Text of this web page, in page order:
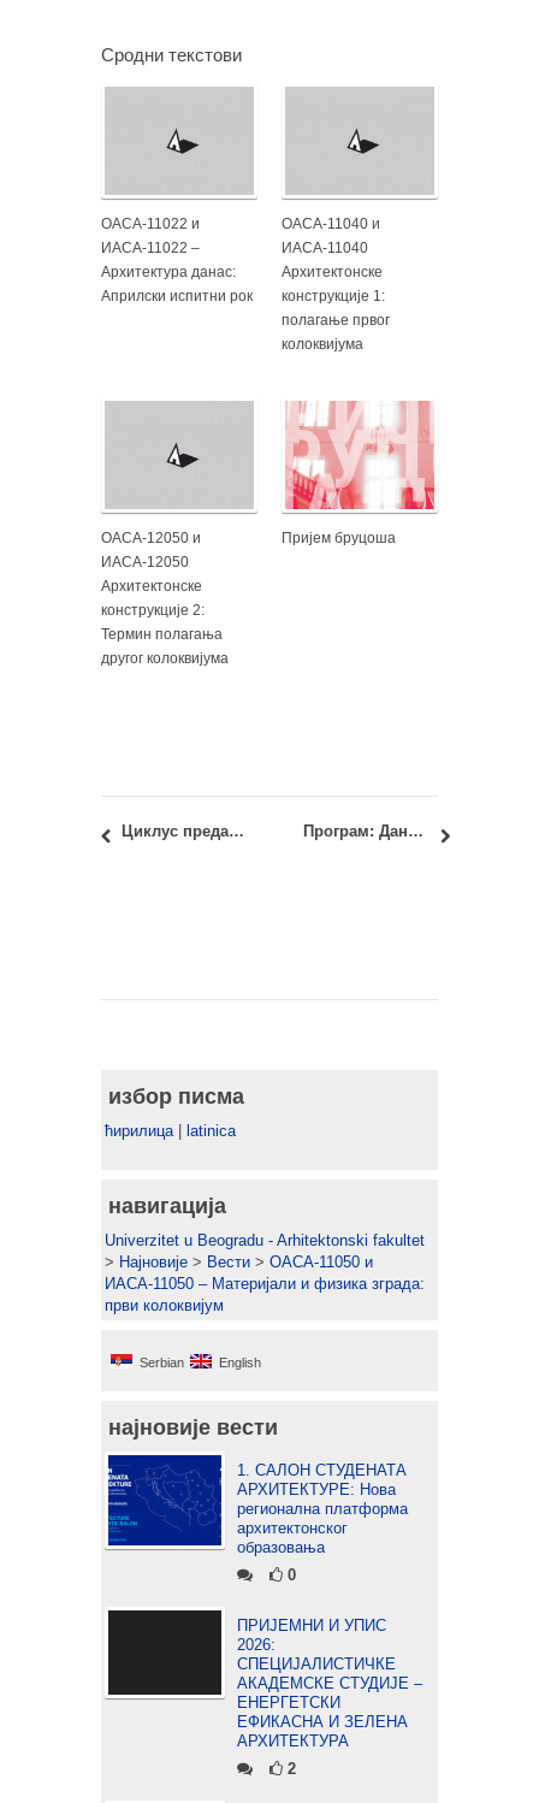
Сродни текстови
ОАСА-11022 и
ИАСА-11022 –
Архитектура данас:
Априлски испитни рок
ОАСА-11040 и
ИАСА-11040
Архитектонске
конструкције 1:
полагање првог
колоквијума
ОАСА-12050 и
ИАСА-12050
Архитектонске
конструкције 2:
Термин полагања
другог колоквијума
Пријем бруцоша
Циклус предавања: Архитектура у контексту 3 – Миодраг Мирковић и Слободан Данко Селинкић Програм: Дани подршке бруцошима (30.10-03.11.2017)
избор писма
ћирилица| latinica
навигација
Univerzitet u Beogradu - Arhitektonski fakultet
> Најновије > Вести > ОАСА-11050 и
ИАСА-11050 – Материјали и физика зграда:
први колоквијум
Serbian English
најновије вести
1. САЛОН СТУДЕНАТА
АРХИТЕКТУРЕ: Нова
регионална платформа
архитектонског
образовања
0
ПРИЈЕМНИ И УПИС
2026:
СПЕЦИЈАЛИСТИЧКЕ
АКАДЕМСКЕ СТУДИЈЕ –
ЕНЕРГЕТСКИ
ЕФИКАСНА И ЗЕЛЕНА
АРХИТЕКТУРА
2